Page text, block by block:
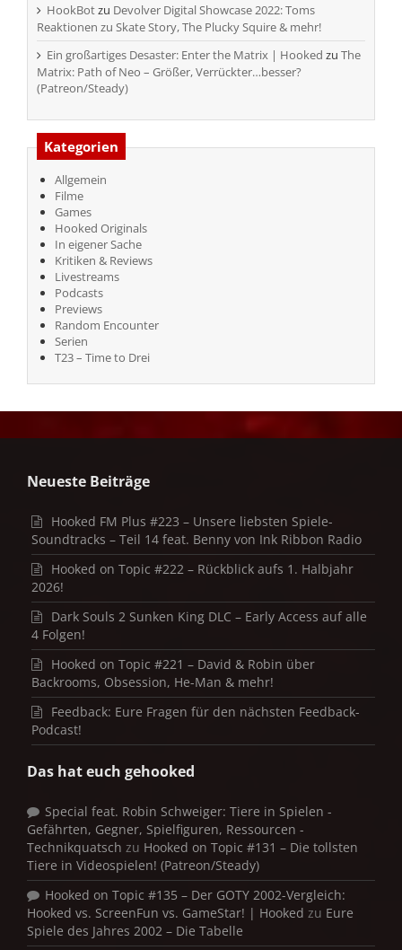
HookBotzu Devolver Digital Showcase 2022: Toms
Reaktionen zu Skate Story, The Plucky Squire & mehr!
Ein großartiges Desaster: Enter the Matrix | Hooked zu The
Matrix: Path of Neo – Größer, Verrückter…besser?
(Patreon/Steady)
Kategorien
Allgemein
Filme
Games
Hooked Originals
In eigener Sache
Kritiken & Reviews
Livestreams
Podcasts
Previews
Random Encounter
Serien
T23 – Time to Drei
Neueste Beiträge
Hooked FM Plus #223 – Unsere liebsten Spiele-
Soundtracks – Teil 14 feat. Benny von Ink Ribbon Radio
Hooked on Topic #222 – Rückblick aufs 1. Halbjahr
2026!
Dark Souls 2 Sunken King DLC – Early Access auf alle
4 Folgen!
Hooked on Topic #221 – David & Robin über
Backrooms, Obsession, He-Man & mehr!
Feedback: Eure Fragen für den nächsten Feedback-
Podcast!
Das hat euch gehooked
Special feat. Robin Schweiger: Tiere in Spielen -
Gefährten, Gegner, Spielfiguren, Ressourcen -
Technikquatsch zu Hooked on Topic #131 – Die tollsten
Tiere in Videospielen! (Patreon/Steady)
Hooked on Topic #135 – Der GOTY 2002-Vergleich:
Hooked vs. ScreenFun vs. GameStar! | Hooked zu Eure
Spiele des Jahres 2002 – Die Tabelle